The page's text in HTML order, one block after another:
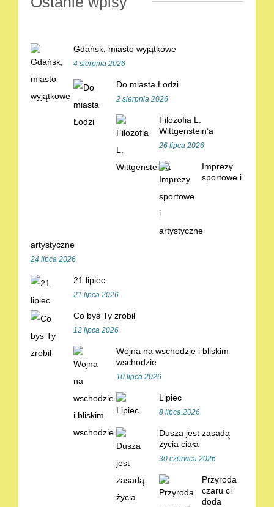
Gdańsk, miasto wyjątkowe
4 sierpnia 2026
Do miasta Łodzi
2 sierpnia 2026
Filozofia L.
Wittgenstein’a
26 lipca 2026
Imprezy
sportowe i
artystyczne
24 lipca 2026
21 lipiec
21 lipca 2026
Co byś Ty zrobił
12 lipca 2026
Wojna na wschodzie i bliskim
wschodzie
10 lipca 2026
Lipiec
8 lipca 2026
Dusza jest zasadą
życia ciała
30 czerwca 2026
Przyroda
czaru ci
doda